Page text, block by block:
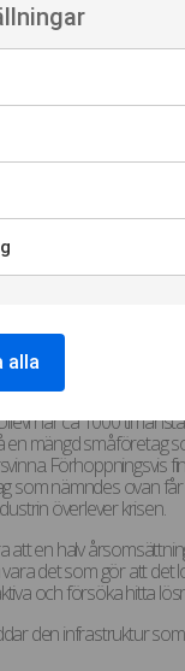
TV-matcher utan
kommer det finnas
tillbaka på den nivå på
annan. Den känslan
En blick, ett gillande
utan publik
eller
bäst om man är på
och stödbiljetter till
effekter för alla
drabbas stenhårt i
hårt. De direkta
De jobbtillfällen som
har ca 1000
en mängd småföretag
Förhoppningsvis
som nämndes ovan
överlever krisen.
att en halv
det som gör att det
och försöka hitta
den infrastruktur
alla